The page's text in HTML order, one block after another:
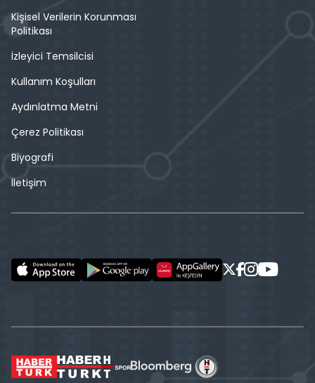
Kişisel Verilerin Korunması
Politikası
İzleyici Temsilcisi
Kullanım Koşulları
Aydınlatma Metni
Çerez Politikası
Biyografi
İletişim